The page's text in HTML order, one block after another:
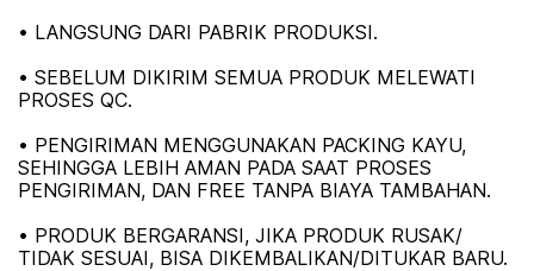
• LANGSUNG DARI PABRIK PRODUKSI.
• SEBELUM DIKIRIM SEMUA PRODUK MELEWATI
PROSES QC.
• PENGIRIMAN MENGGUNAKAN PACKING KAYU,
SEHINGGA LEBIH AMAN PADA SAAT PROSES
PENGIRIMAN, DAN FREE TANPA BIAYA TAMBAHAN.
• PRODUK BERGARANSI, JIKA PRODUK RUSAK/
TIDAK SESUAI, BISA DIKEMBALIKAN/DITUKAR BARU.